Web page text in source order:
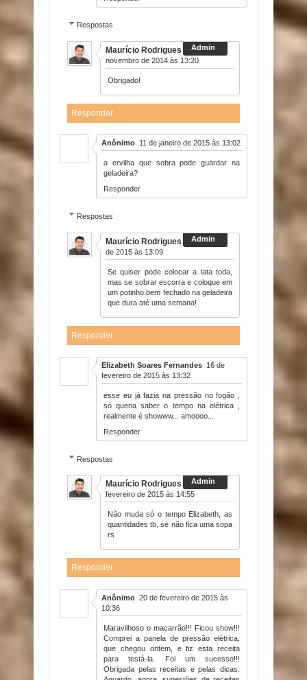
Respostas
Maurício Rodrigues
22 de
novembro de 2014 às 13:20
Obrigado!
Responder
Anônimo 11 de janeiro de 2015 às 13:02
a ervilha que sobra pode guardar na
geladeira?
Responder
Respostas
Maurício Rodrigues
11 de janeiro
de 2015 às 13:09
Se quiser pode colocar a lata toda,
mas se sobrar escorra e coloque em
um potinho bem fechado na geladeira
que dura até uma semana!
Responder
Elizabeth Soares Fernandes 16 de
fevereiro de 2015 às 13:32
esse eu já fazia na pressão no fogão ,
só queria saber o tempo na elétrica ,
realmente é showww... amoooo...
Responder
Respostas
Maurício Rodrigues
16 de
fevereiro de 2015 às 14:55
Não muda só o tempo Elizabeth, as
quantidades tb, se não fica uma sopa
rs
Responder
Anônimo 20 de fevereiro de 2015 às
10:36
Maravilhoso o macarrão!!! Ficou show!!!
Comprei a panela de pressão elétrica,
que chegou ontem, e fiz esta receita
para testá-la. Foi um sucesso!!!
Obrigada pelas receitas e pelas dicas.